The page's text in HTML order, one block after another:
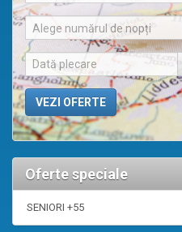
Alege numărul de nopți
Oferte speciale
SENIORI +55